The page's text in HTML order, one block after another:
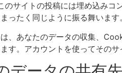
のサイトの投稿には埋め込みコ
ったく同じように振る舞います。
、あなたのデータの収集、
す。アカウントを使ってその